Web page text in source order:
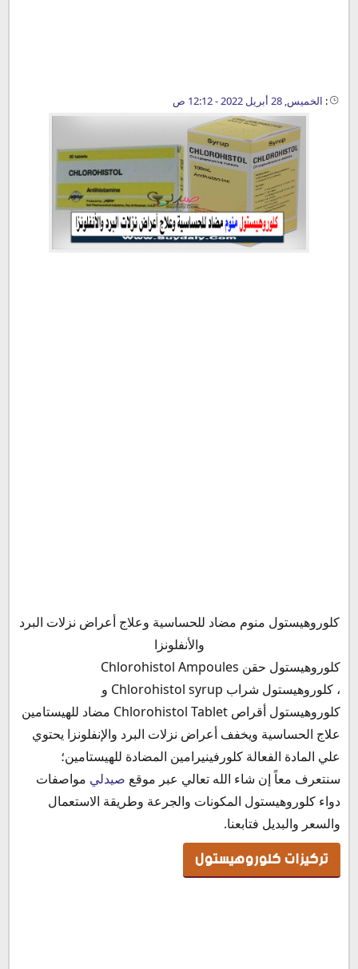
: الخميس, 28 أبريل 2022 - 12:12 ص
تركيزات كلوروهيستول
آلية عمل كلوروهيستول
كلوروهيستول صيدلي
دواعي استعمال كلوروهيستول
حبوب كلوروهيستول للزكام
كلوروهيستول منوم؟
كلوروهيستول للكحة الناشفة
الأعراض الجانبية لدواء كلوروهيستول
موانع استخدام دواء كلوروهيستول
التداخلات الدوائية مع كلوروهيستول
فوائد علاج كلوروهيستول المنوم للأطفال
اضرار شراب كلوروهيستول للاطفال
كلوروهيستول منوم مضاد للحساسية وعلاج أعراض نزلات البرد
والأنفلونزا
كلوروهيستول حقن Chlorohistol Ampoules
، كلوروهيستول شراب Chlorohistol syrup و
كلوروهيستول أقراص Chlorohistol Tablet مضاد للهيستامين
علاج الحساسية ويخفف أعراض نزلات البرد والإنفلونزا يحتوي
علي المادة الفعالة كلورفينيرامين المضادة للهيستامين؛
سنتعرف معاً إن شاء الله تعالي عبر موقع صيدلي مواصفات
دواء كلوروهيستول المكونات والجرعة وطريقة الاستعمال
والسعر والبديل فتابعنا.
تركيزات كلوروهيستول